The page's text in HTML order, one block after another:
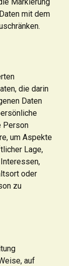
mit dem
die darin
Daten
Person
um Aspekte
Lage,
oder
zu
auf